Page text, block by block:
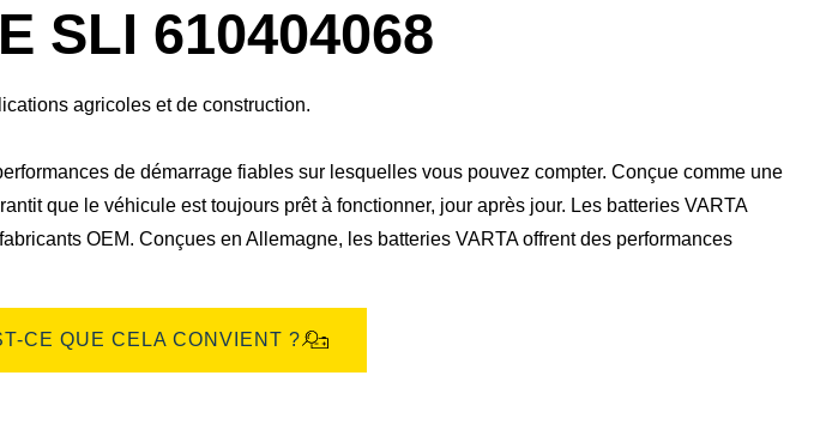
dialogue
SLI 610404068
agricoles et de construction.
de démarrage fiables sur lesquelles vous pouvez compter. Conçue comme une
que le véhicule est toujours prêt à fonctionner, jour après jour. Les batteries VARTA
OEM. Conçues en Allemagne, les batteries VARTA offrent des performances
CE QUE CELA CONVIENT ?